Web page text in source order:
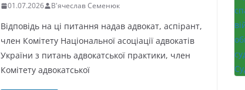
01.07.2026 В'ячеслав Семенюк
Відповідь на ці питання надав адвокат, аспірант,
член Комітету Національної асоціації адвокатів
України з питань адвокатської практики, член
Комітету адвокатської